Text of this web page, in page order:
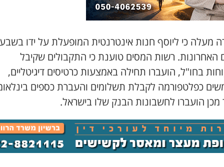
מעלה כי ליוסף חנות אינטרנטית המופעלת על ידו בשבע
האחרונות. רשות המסים טוענת כי התקבולים שקיבל
בחו"ל, הועברו תחילה באמצעות כרטיסים דיגיטליים,
כפלטפורמה לקבלת תשלומים והעברת כספים
מכן הועברו לחשבונות הבנק שלו בישראל.